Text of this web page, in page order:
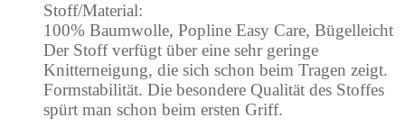
Stoff/Material:
100% Baumwolle, Popline Easy Care, Bügelleicht
Der Stoff verfügt über eine sehr geringe
Knitterneigung, die sich schon beim Tragen zeigt.
Formstabilität. Die besondere Qualität des Stoffes
spürt man schon beim ersten Griff.